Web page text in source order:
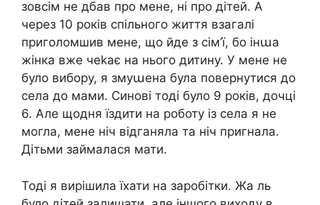
зовсім не дбав про мене, ні про дітей. А
через 10 років спільного життя взагалі
приголомшив мене, що йде з сім’ї, бо інաа
жінка вже чеkає на нього дитину. У мене не
було вибору, я змуաена була повернутися до
села до мами. Синові тоді було 9 років, дочці
6. Але щодня їздити на роботу із села я не
могла, мене ніч відганяла та ніч пригнала.
Дітьми займалася мати.
Тоді я вирішила їхати на заробітки. Жа ль